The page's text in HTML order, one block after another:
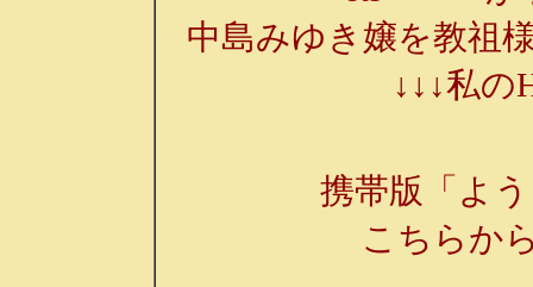
中島みゆき嬢を教祖
↓↓↓私の
携帯版「よ
こちらか